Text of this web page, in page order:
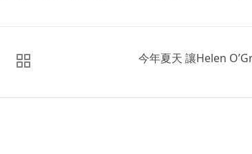
今年夏天 讓Helen